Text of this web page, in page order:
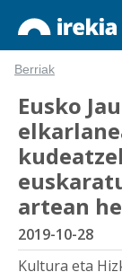
Berriak
Eusko
artean
2019-10-28
Kultura eta